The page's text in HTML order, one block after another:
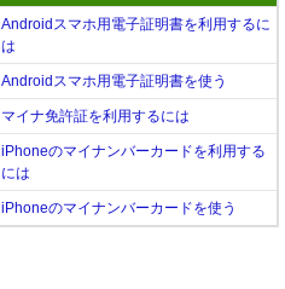
Androidスマホ用電子証明書を利用するに
は
Androidスマホ用電子証明書を使う
マイナ免許証を利用するには
iPhoneのマイナンバーカードを利用する
には
iPhoneのマイナンバーカードを使う